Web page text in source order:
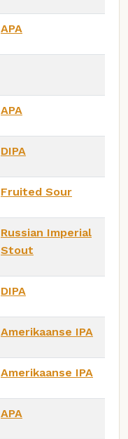
APA
APA
DIPA
Fruited Sour
Russian Imperial
Stout
DIPA
Amerikaanse IPA
Amerikaanse IPA
APA